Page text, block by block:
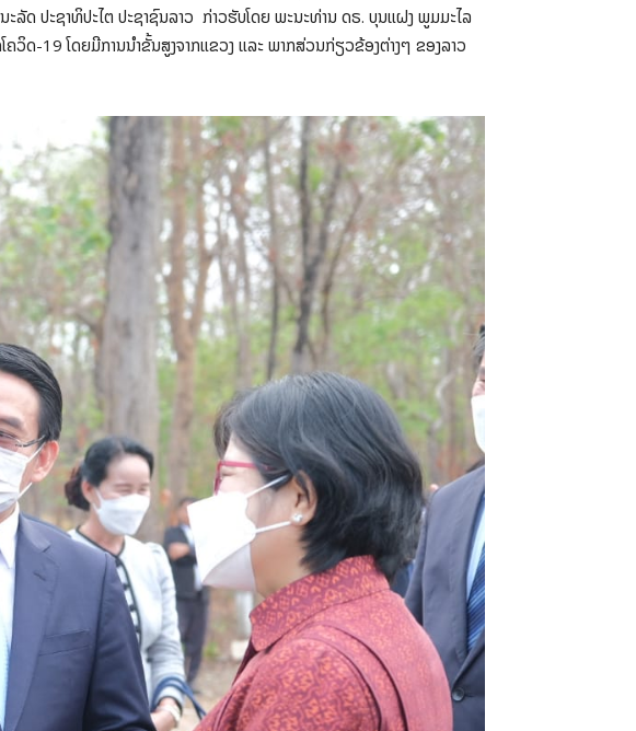
ລັດ ປະຊາທິປະໄຕ ປະຊາຊົນລາວ ກ່າວຮັບໂດຍ ພະນະທ່ານ ດຣ. ບຸນແຝງ ພູມມະໄລ
ວິດ-19 ໂດຍມີການນໍາຂັ້ນສູງຈາກແຂວງ ແລະ ພາກສ່ວນກ່ຽວຂ້ອງຕ່າງໆ ຂອງລາວ